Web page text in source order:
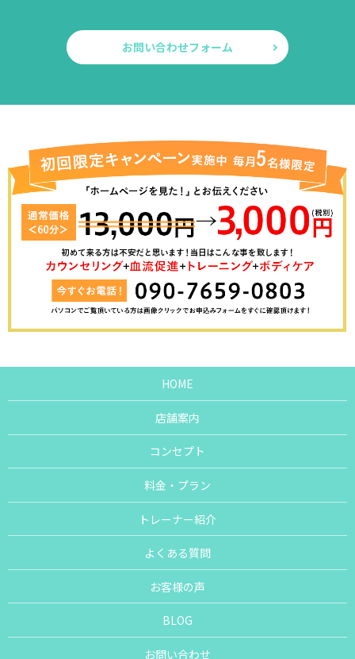
お問い合わせフォーム
HOME
店舗案内
コンセプト
料金・プラン
トレーナー紹介
よくある質問
お客様の声
BLOG
お問い合わせ